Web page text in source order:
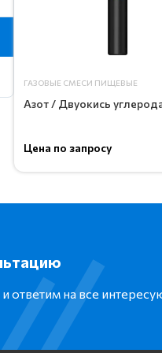
ГАЗОВЫЕ СМЕСИ ПИЩЕВЫЕ
Азот / Двуокись
Цена по запросу
ответим на все